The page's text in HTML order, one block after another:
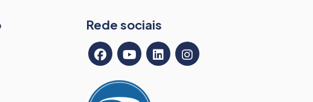
Rede sociais